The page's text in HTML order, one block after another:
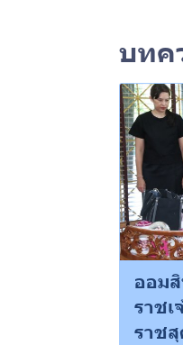
บทค
ออม
ราชเ
ราช